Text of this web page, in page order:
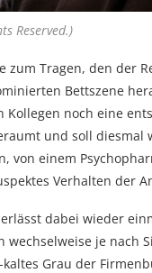
Reserved.)
zum Tragen, den der
Bettszene
noch eine
und soll diesmal
von einem
Verhalten der
dabei wieder
je nach
Grau der